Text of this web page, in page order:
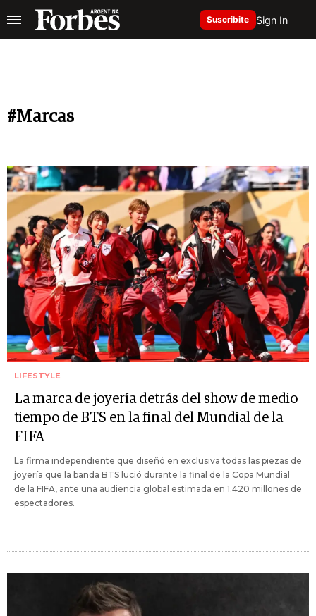
Suscribite Sign In
#Marcas
LIFESTYLE
La marca de joyería detrás del show de medio
tiempo de BTS en la final del Mundial de la
FIFA
La firma independiente que diseñó en exclusiva todas las piezas de
joyería que la banda BTS lució durante la final de la Copa Mundial
de la FIFA, ante una audiencia global estimada en 1.420 millones de
espectadores.